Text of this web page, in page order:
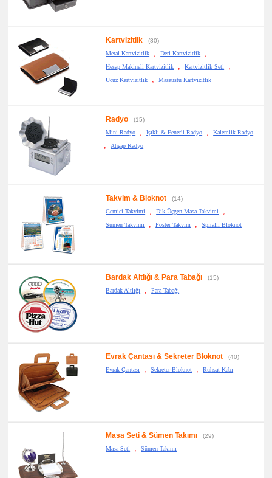
Kartvizitlik
(80)
Metal Kartvizitlik
, Deri Kartvizitlik ,
Hesap Makineli Kartvizitlik , Kartvizitlik Seti ,
Ucuz Kartvizitlik , Masaüstü Kartvizitlik
Radyo
(15)
Mini Radyo
, Işıklı & Fenerli Radyo , Kalemlik Radyo
, Ahşap Radyo
Takvim & Bloknot
(14)
Gemici Takvimi
, Dik Üçgen Masa Takvimi ,
Sümen Takvimi , Poster Takvim , Spiralli Bloknot
Bardak Altlığı & Para Tabağı
(15)
Bardak Altlığı
, Para Tabağı
Evrak Çantası & Sekreter Bloknot
(40)
Evrak Çantası
, Sekreter Bloknot , Ruhsat Kabı
Masa Seti & Sümen Takımı
(29)
Masa Seti
, Sümen Takımı